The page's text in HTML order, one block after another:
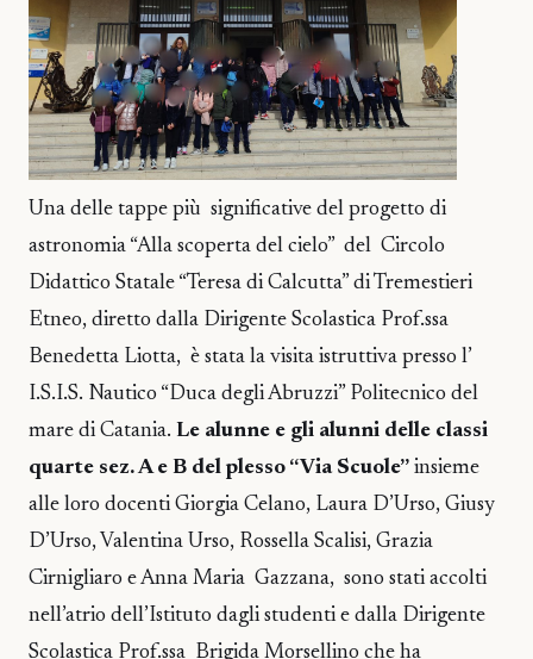
Una delle tappe più significative del progetto di
astronomia “Alla scoperta del cielo” del Circolo
Didattico Statale “Teresa di Calcutta” di Tremestieri
Etneo, diretto dalla Dirigente Scolastica Prof.ssa
Benedetta Liotta, è stata la visita istruttiva presso l’
I.S.I.S. Nautico “Duca degli Abruzzi” Politecnico del
mare di Catania. Le alunne e gli alunni delle classi
quarte sez. A e B del plesso “Via Scuole” insieme
alle loro docenti Giorgia Celano, Laura D’Urso, Giusy
D’Urso, Valentina Urso, Rossella Scalisi, Grazia
Cirnigliaro e Anna Maria Gazzana, sono stati accolti
nell’atrio dell’Istituto dagli studenti e dalla Dirigente
Scolastica Prof.ssa Brigida Morsellino che ha